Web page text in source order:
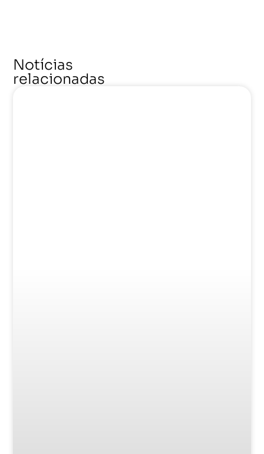
Notícias
relacionadas